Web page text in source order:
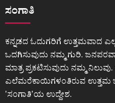
ಸಂಗಾತಿ
ಕನ್ನಡದ ಓದುಗರಿಗೆ ಉತ್ತಮವಾದ
ಒದಗಿಸುವುದು ನಮ್ಮ ಗುರಿ.
ಮಾತ್ರ ಪ್ರಕಟಿಸುವುದು ನಮ್ಮ
ಎಲೆಮರೆಕಾಯಿಗಳಂತಿರುವ ಉತ್ತಮ
ʼಸಂಗಾತಿʼಯ ಉದ್ದೇಶ.